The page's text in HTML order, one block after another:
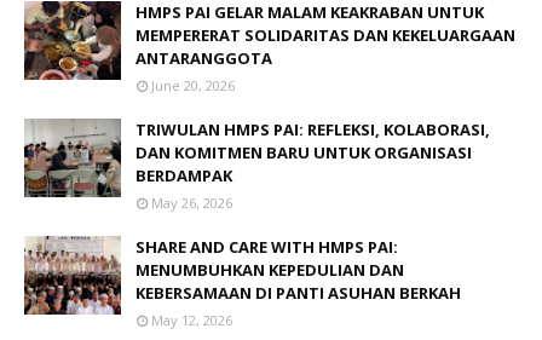
HMPS PAI GELAR MALAM KEAKRABAN UNTUK
MEMPERERAT SOLIDARITAS DAN KEKELUARGAAN
ANTARANGGOTA
June 20, 2026
TRIWULAN HMPS PAI: REFLEKSI, KOLABORASI,
DAN KOMITMEN BARU UNTUK ORGANISASI
BERDAMPAK
May 26, 2026
SHARE AND CARE WITH HMPS PAI:
MENUMBUHKAN KEPEDULIAN DAN
KEBERSAMAAN DI PANTI ASUHAN BERKAH
May 12, 2026